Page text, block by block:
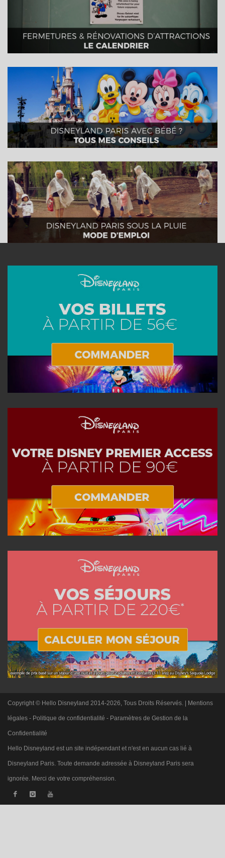
Copyright © Hello Disneyland 2014-2026, Tous Droits Réservés. | Mentions
légales - Politique de confidentialité - Paramètres de Gestion de la
Confidentialité
Hello Disneyland est un site indépendant et n'est en aucun cas lié à
Disneyland Paris. Toute demande adressée à Disneyland Paris sera
ignorée. Merci de votre compréhension.